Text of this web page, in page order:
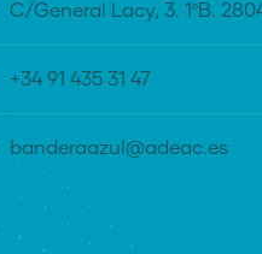
C/General Lacy, 3. 1ºB.
+34 91 435 31 47
banderaazul@adeac.es